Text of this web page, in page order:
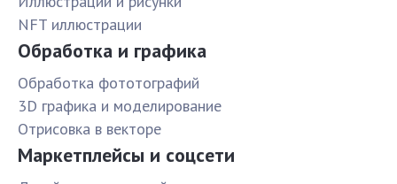
NFT иллюстрации
Обработка и графика
Обработка фототографий
3D графика и моделирование
Отрисовка в векторе
Маркетплейсы и соцсети